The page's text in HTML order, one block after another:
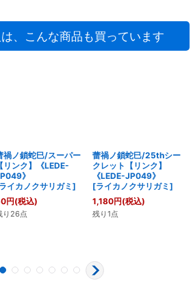
、こんな商品も買っています
禍ノ鎖蛇巳/スーパー
【リンク】《LEDE-
》
イカノクサリガミ ]
円(税込)
り26点
蕾禍ノ鎖蛇巳/25thシー
クレット【リンク】
《LEDE-JP049》
[ライカノクサリガミ]
1,180円(税込)
残り1点